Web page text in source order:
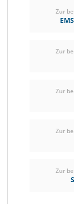
Zur
Zur
Zur
Zur
Zur